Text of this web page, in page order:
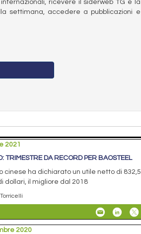
ricevere il siderweb TG e la
settimana, accedere a pubblicazioni e
2021
TRIMESTRE DA RECORD PER BAOSTEEL
cinese ha dichiarato un utile netto di 832,5
dollari, il migliore dal 2018
2020